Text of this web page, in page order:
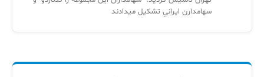
سهامدارن ايراني تشكيل ميدادند